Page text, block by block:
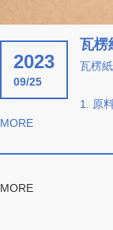
2023
09/25
瓦楞
瓦楞
1. 原
MORE
MORE